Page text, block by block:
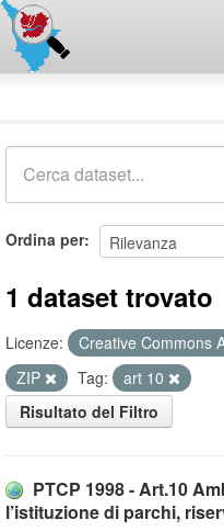
Ordina per
1 dataset trovato
Licenze: Creative Commons
ZIP
Tag:
art 10
Risultato del Filtro
PTCP 1998 - Art.10
l’istituzione di parchi,